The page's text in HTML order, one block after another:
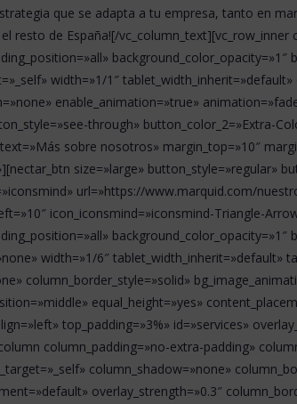
que se adapta a tu empresa, tanto en
resto de España![/
width=»1/1″
enable_animation=»true»
through» button_color_2=»Extra-
sobre nosotros» margin_top=»10″
size=»large» button_style=»regular»
url=»https://www.marquid.com/
icon_iconsmind=»iconsmind-Triangle-
background_color_opacity=»1″
width=»1/6″ tablet_width_inherit=»default»
column_border_style=»solid»
equal_height=»yes»
top_padding=»3%» id=»services»
column_padding=»no-extra-padding»
column_shadow=»none»
overlay_strength=»0.3″